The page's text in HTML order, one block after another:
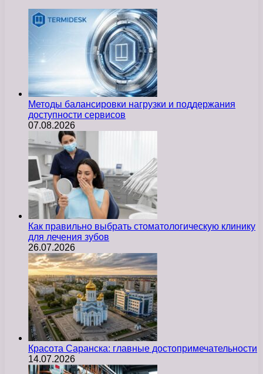
Методы балансировки нагрузки и поддержания
доступности сервисов
07.08.2026
Как правильно выбрать стоматологическую клинику
для лечения зубов
26.07.2026
Красота Саранска: главные достопримечательности
14.07.2026